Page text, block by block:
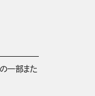
一部また